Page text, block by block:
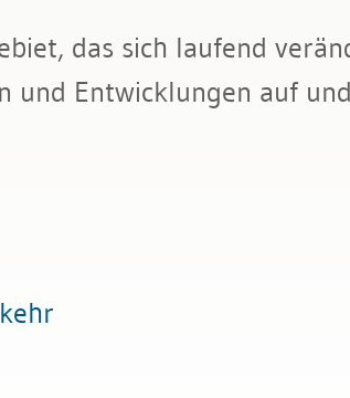
das sich laufend
und Entwicklungen auf